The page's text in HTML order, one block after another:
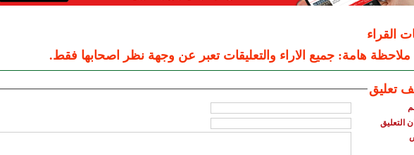
القراء
ملاحظة هامة: جميع الاراء والتعليقات تعبر عن وجهة نظر اصحابها فقط.
تعليق
التعليق